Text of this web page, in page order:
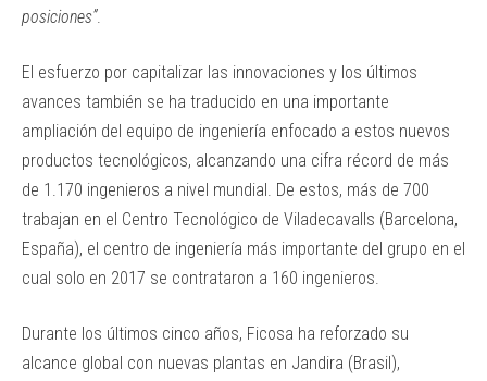
posiciones”.
El esfuerzo por capitalizar las innovaciones y los últimos
avances también se ha traducido en una importante
ampliación del equipo de ingeniería enfocado a estos nuevos
productos tecnológicos, alcanzando una cifra récord de más
de 1.170 ingenieros a nivel mundial. De estos, más de 700
trabajan en el Centro Tecnológico de Viladecavalls (Barcelona,
España), el centro de ingeniería más importante del grupo en el
cual solo en 2017 se contrataron a 160 ingenieros.
Durante los últimos cinco años, Ficosa ha reforzado su
alcance global con nuevas plantas en Jandira (Brasil),